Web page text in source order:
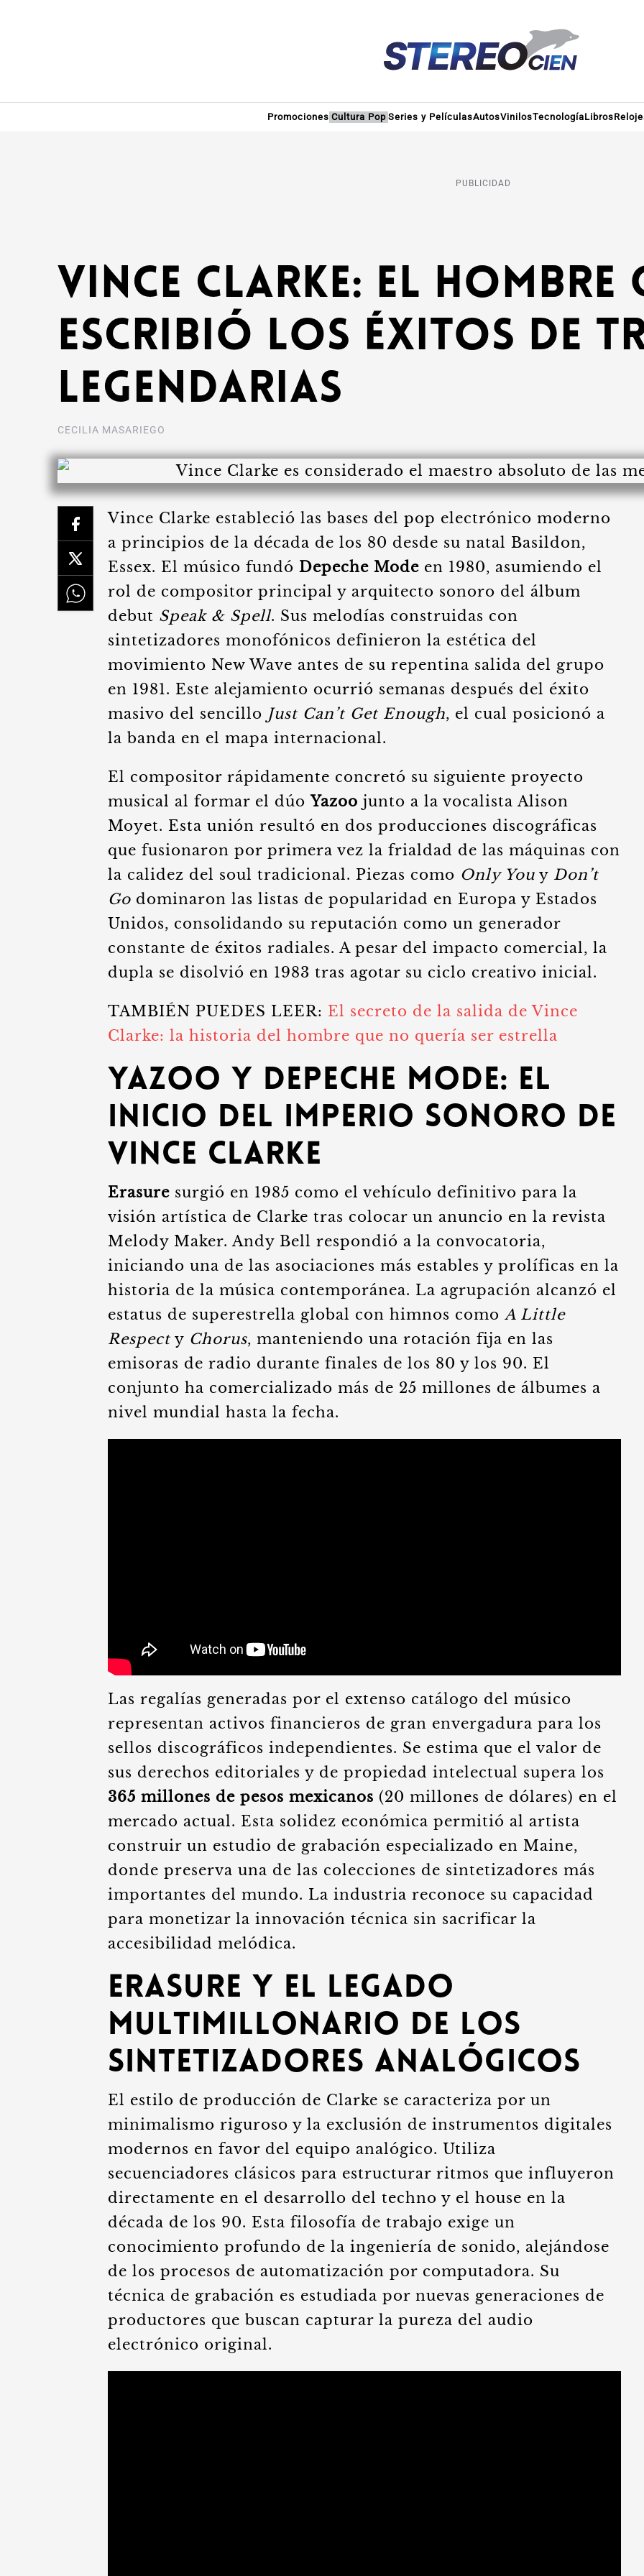
Promociones Cultura Pop Series y PelículasAutosVinilosTecnologíaLibros
PUBLICIDAD
Vince Clarke: El hombre
escribió los éxitos de
legendarias
CECILIA MASARIEGO
Vince Clarke estableció las bases del pop electrónico moderno
a principios de la década de los 80 desde su natal Basildon,
Essex. El músico fundó Depeche Mode en 1980, asumiendo el
rol de compositor principal y arquitecto sonoro del álbum
debut Speak & Spell. Sus melodías construidas con
sintetizadores monofónicos definieron la estética del
movimiento New Wave antes de su repentina salida del grupo
en 1981. Este alejamiento ocurrió semanas después del éxito
masivo del sencillo Just Can’t Get Enough, el cual posicionó a
la banda en el mapa internacional.
El compositor rápidamente concretó su siguiente proyecto
musical al formar el dúo Yazoo junto a la vocalista Alison
Moyet. Esta unión resultó en dos producciones discográficas
que fusionaron por primera vez la frialdad de las máquinas con
la calidez del soul tradicional. Piezas como Only You y Don’t
Go dominaron las listas de popularidad en Europa y Estados
Unidos, consolidando su reputación como un generador
constante de éxitos radiales. A pesar del impacto comercial, la
dupla se disolvió en 1983 tras agotar su ciclo creativo inicial.
TAMBIÉN PUEDES LEER: El secreto de la salida de Vince
Clarke: la historia del hombre que no quería ser estrella
Yazoo y Depeche Mode: El
inicio del imperio sonoro de
Vince Clarke
Erasure surgió en 1985 como el vehículo definitivo para la
visión artística de Clarke tras colocar un anuncio en la revista
Melody Maker. Andy Bell respondió a la convocatoria,
iniciando una de las asociaciones más estables y prolíficas en la
historia de la música contemporánea. La agrupación alcanzó el
estatus de superestrella global con himnos como A Little
Respect y Chorus, manteniendo una rotación fija en las
emisoras de radio durante finales de los 80 y los 90. El
conjunto ha comercializado más de 25 millones de álbumes a
nivel mundial hasta la fecha.
Las regalías generadas por el extenso catálogo del músico
representan activos financieros de gran envergadura para los
sellos discográficos independientes. Se estima que el valor de
sus derechos editoriales y de propiedad intelectual supera los
365 millones de pesos mexicanos (20 millones de dólares) en el
mercado actual. Esta solidez económica permitió al artista
construir un estudio de grabación especializado en Maine,
donde preserva una de las colecciones de sintetizadores más
importantes del mundo. La industria reconoce su capacidad
para monetizar la innovación técnica sin sacrificar la
accesibilidad melódica.
Erasure y el legado
multimillonario de los
sintetizadores analógicos
El estilo de producción de Clarke se caracteriza por un
minimalismo riguroso y la exclusión de instrumentos digitales
modernos en favor del equipo analógico. Utiliza
secuenciadores clásicos para estructurar ritmos que influyeron
directamente en el desarrollo del techno y el house en la
década de los 90. Esta filosofía de trabajo exige un
conocimiento profundo de la ingeniería de sonido, alejándose
de los procesos de automatización por computadora. Su
técnica de grabación es estudiada por nuevas generaciones de
productores que buscan capturar la pureza del audio
electrónico original.